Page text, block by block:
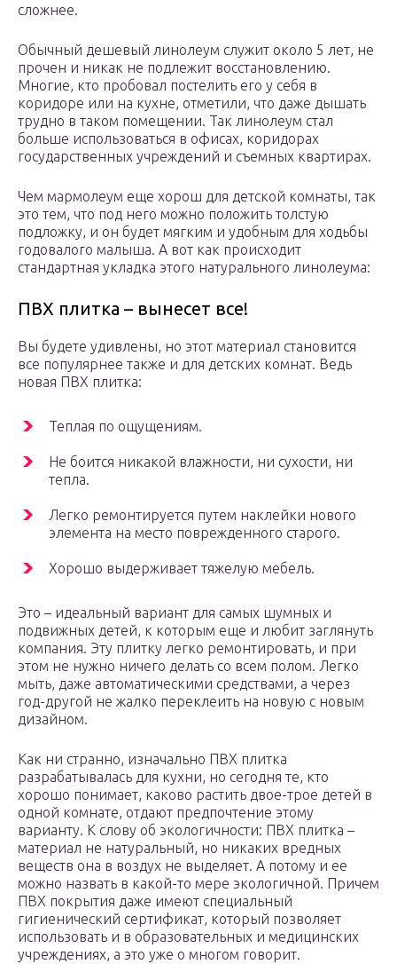
сложнее.
Обычный дешевый линолеум служит около 5 лет, не
прочен и никак не подлежит восстановлению.
Многие, кто пробовал постелить его у себя в
коридоре или на кухне, отметили, что даже дышать
трудно в таком помещении. Так линолеум стал
больше использоваться в офисах, коридорах
государственных учреждений и съемных квартирах.
Чем мармолеум еще хорош для детской комнаты, так
это тем, что под него можно положить толстую
подложку, и он будет мягким и удобным для ходьбы
годовалого малыша. А вот как происходит
стандартная укладка этого натурального линолеума:
ПВХ плитка – вынесет все!
Вы будете удивлены, но этот материал становится
все популярнее также и для детских комнат. Ведь
новая ПВХ плитка:
Теплая по ощущениям.
Не боится никакой влажности, ни сухости, ни
тепла.
Легко ремонтируется путем наклейки нового
элемента на место поврежденного старого.
Хорошо выдерживает тяжелую мебель.
Это – идеальный вариант для самых шумных и
подвижных детей, к которым еще и любит заглянуть
компания. Эту плитку легко ремонтировать, и при
этом не нужно ничего делать со всем полом. Легко
мыть, даже автоматическими средствами, а через
год-другой не жалко переклеить на новую с новым
дизайном.
Как ни странно, изначально ПВХ плитка
разрабатывалась для кухни, но сегодня те, кто
хорошо понимает, каково растить двое-трое детей в
одной комнате, отдают предпочтение этому
варианту. К слову об экологичности: ПВХ плитка –
материал не натуральный, но никаких вредных
веществ она в воздух не выделяет. А потому и ее
можно назвать в какой-то мере экологичной. Причем
ПВХ покрытия даже имеют специальный
гигиенический сертификат, который позволяет
использовать и в образовательных и медицинских
учреждениях, а это уже о многом говорит.